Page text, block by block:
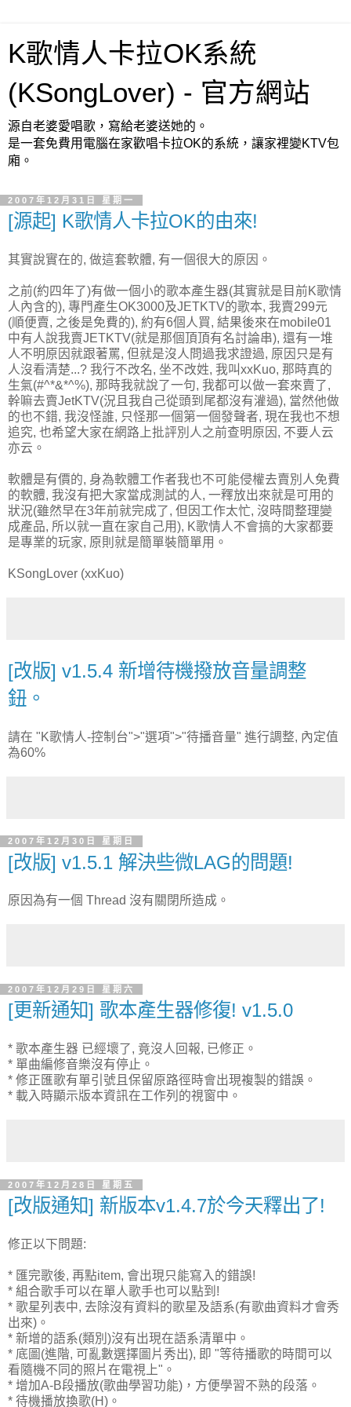
K歌情人卡拉OK系統
(KSongLover) - 官方網站
源自老婆愛唱歌，寫給老婆送她的。
是一套免費用電腦在家歡唱卡拉OK的系統，讓家裡變KTV包
廂。
2007年12月31日 星期一
[源起] K歌情人卡拉OK的由來!
其實說實在的, 做這套軟體, 有一個很大的原因。
之前(約四年了)有做一個小的歌本產生器(其實就是目前K歌情
人內含的), 專門產生OK3000及JETKTV的歌本, 我賣299元
(順便賣, 之後是免費的), 約有6個人買, 結果後來在mobile01
中有人說我賣JETKTV(就是那個頂頂有名討論串), 還有一堆
人不明原因就跟著罵, 但就是沒人問過我求證過, 原因只是有
人沒看清楚...? 我行不改名, 坐不改姓, 我叫xxKuo, 那時真的
生氣(#^*&*^%), 那時我就說了一句, 我都可以做一套來賣了,
幹嘛去賣JetKTV(況且我自己從頭到尾都沒有灌過), 當然他做
的也不錯, 我沒怪誰, 只怪那一個第一個發聲者, 現在我也不想
追究, 也希望大家在網路上批評別人之前查明原因, 不要人云
亦云。
軟體是有價的, 身為軟體工作者我也不可能侵權去賣別人免費
的軟體, 我沒有把大家當成測試的人, 一釋放出來就是可用的
狀況(雖然早在3年前就完成了, 但因工作太忙, 沒時間整理變
成產品, 所以就一直在家自己用), K歌情人不會搞的大家都要
是專業的玩家, 原則就是簡單裝簡單用。
KSongLover (xxKuo)
[改版] v1.5.4 新增待機撥放音量調整
鈕。
請在 "K歌情人-控制台">"選項">"待播音量" 進行調整, 內定值
為60%
2007年12月30日 星期日
[改版] v1.5.1 解決些微LAG的問題!
原因為有一個 Thread 沒有關閉所造成。
2007年12月29日 星期六
[更新通知] 歌本產生器修復! v1.5.0
* 歌本產生器 已經壞了, 竟沒人回報, 已修正。
* 單曲編修音樂沒有停止。
* 修正匯歌有單引號且保留原路徑時會出現複製的錯誤。
* 載入時顯示版本資訊在工作列的視窗中。
2007年12月28日 星期五
[改版通知] 新版本v1.4.7於今天釋出了!
修正以下問題:
* 匯完歌後, 再點item, 會出現只能寫入的錯誤!
* 組合歌手可以在單人歌手也可以點到!
* 歌星列表中, 去除沒有資料的歌星及語系(有歌曲資料才會秀
出來)。
* 新增的語系(類別)沒有出現在語系清單中。
* 底圖(進階, 可亂數選擇圖片秀出), 即 "等待播歌的時間可以
看隨機不同的照片在電視上"。
* 增加A-B段播放(歌曲學習功能)，方便學習不熟的段落。
* 待機播放換歌(H)。